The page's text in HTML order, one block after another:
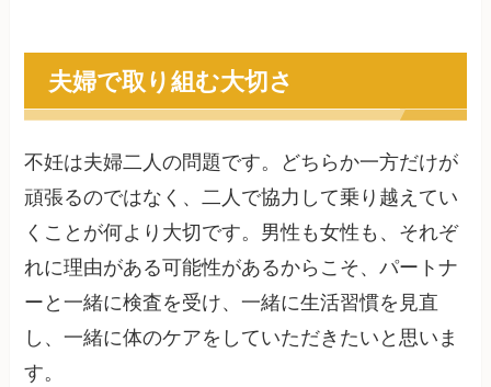
夫婦で取り組む大切さ
不妊は夫婦二人の問題です。どちらか一方だけが
頑張るのではなく、二人で協力して乗り越えてい
くことが何より大切です。男性も女性も、それぞ
れに理由がある可能性があるからこそ、パートナ
ーと一緒に検査を受け、一緒に生活習慣を見直
し、一緒に体のケアをしていただきたいと思いま
す。